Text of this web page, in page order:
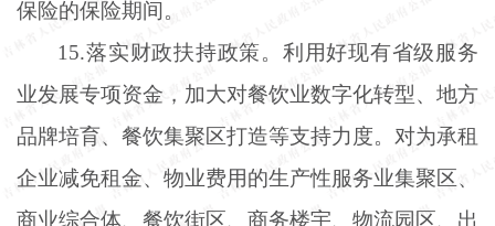
保险的保险期间。
15.落实财政扶持政策。利用好现有省级服务
业发展专项资金，加大对餐饮业数字化转型、地方
品牌培育、餐饮集聚区打造等支持力度。对为承租
企业减免租金、物业费用的生产性服务业集聚区、
商业综合体、餐饮街区、商务楼宇、物流园区、出